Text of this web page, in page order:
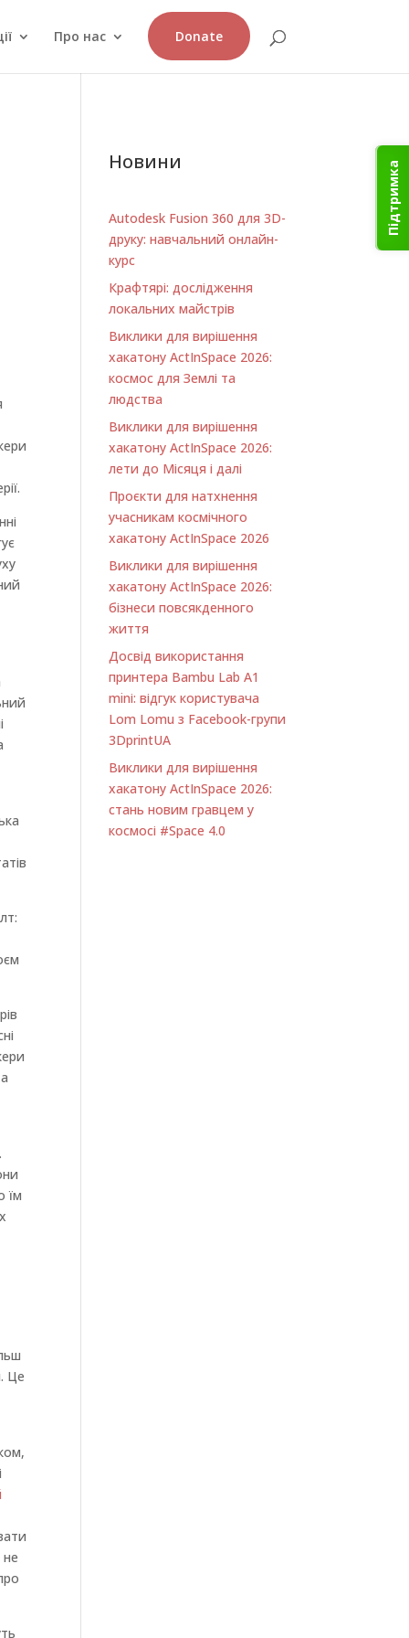
Підтримка
Про нас Donate
їм
Це
Новини
Autodesk Fusion 360 для 3D-
друку: навчальний онлайн-
курс
Крафтярі: дослідження
локальних майстрів
Виклики для вирішення
хакатону ActInSpace 2026:
космос для Землі та
людства
Виклики для вирішення
хакатону ActInSpace 2026:
лети до Місяця і далі
Проєкти для натхнення
учасникам космічного
хакатону ActInSpace 2026
Виклики для вирішення
хакатону ActInSpace 2026:
бізнеси повсякденного
життя
Досвід використання
принтера Bambu Lab A1
minі: відгук користувача
Lom Lomu з Facebook-групи
3DprintUA
Виклики для вирішення
хакатону ActInSpace 2026:
стань новим гравцем у
космосі #Space 4.0